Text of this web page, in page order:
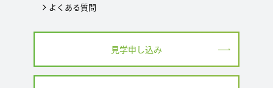
よくある質問
見学申し込み